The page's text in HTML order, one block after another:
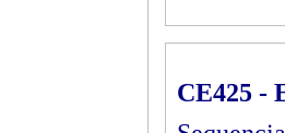
CE425 -